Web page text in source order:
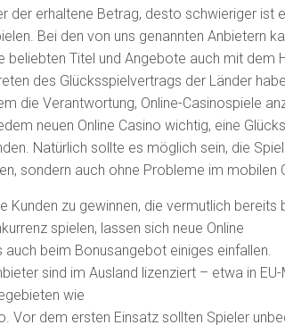
der erhaltene Betrag, desto schwieriger ist
Bei den von uns genannten Anbietern
beliebten Titel und Angebote auch mit dem
des Glücksspielvertrags der Länder
die Verantwortung, Online-Casinospiele
neuen Online Casino wichtig, eine
Natürlich sollte es möglich sein, die
sondern auch ohne Probleme im mobilen
Kunden zu gewinnen, die vermutlich bereits
spielen, lassen sich neue Online
auch beim Bonusangebot einiges einfallen.
sind im Ausland lizenziert – etwa in
wie
Vor dem ersten Einsatz sollten Spieler